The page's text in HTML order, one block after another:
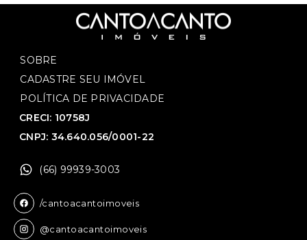
SOBRE
CADASTRE SEU IMÓVEL
POLÍTICA DE PRIVACIDADE
CRECI: 10758J
CNPJ: 34.640.056/0001-22
(66) 99939-3003
/cantoacantoimoveis
@cantoacantoimoveis